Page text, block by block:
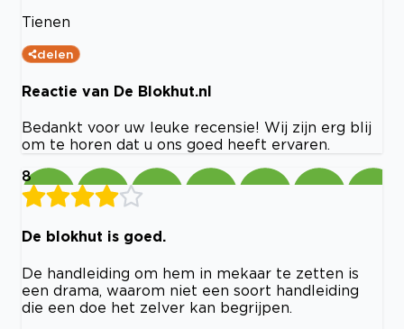
Tienen
delen
Reactie van De Blokhut.nl
Bedankt voor uw leuke recensie! Wij zijn erg blij
om te horen dat u ons goed heeft ervaren.
8
De blokhut is goed.
De handleiding om hem in mekaar te zetten is
een drama, waarom niet een soort handleiding
die een doe het zelver kan begrijpen.